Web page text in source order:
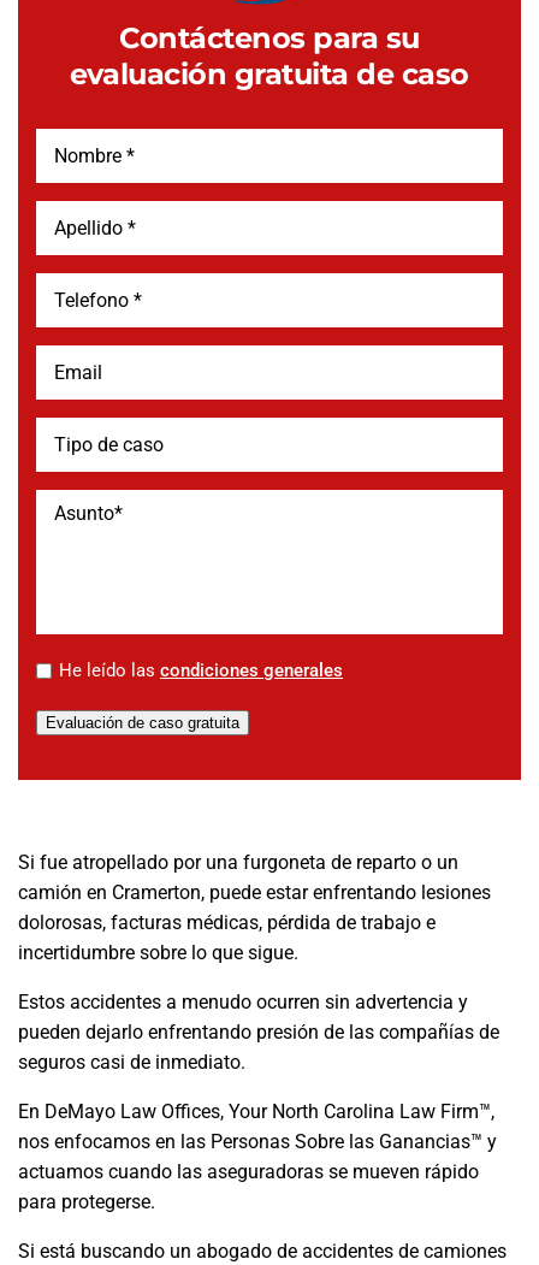
Contáctenos para su
evaluación gratuita de caso
* He leído las condiciones generales
Evaluación de caso gratuita
Si fue atropellado por una furgoneta de reparto o un
camión en Cramerton, puede estar enfrentando lesiones
dolorosas, facturas médicas, pérdida de trabajo e
incertidumbre sobre lo que sigue.
Estos accidentes a menudo ocurren sin advertencia y
pueden dejarlo enfrentando presión de las compañías de
seguros casi de inmediato.
En DeMayo Law Offices, Your North Carolina Law Firm™,
nos enfocamos en las Personas Sobre las Ganancias™ y
actuamos cuando las aseguradoras se mueven rápido
para protegerse.
Si está buscando un abogado de accidentes de camiones